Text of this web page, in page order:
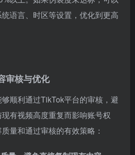
语言、时区等设置，优化到更高
审核与优化
顺利通过TikTok平台的审核，避
有视频高度重复而影响账号权
量和通过审核的有效策略：